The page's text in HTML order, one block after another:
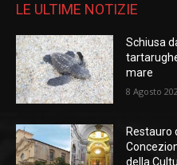
LE ULTIME NOTIZIE
Schiusa
mare
8 Agosto
Restauro
della